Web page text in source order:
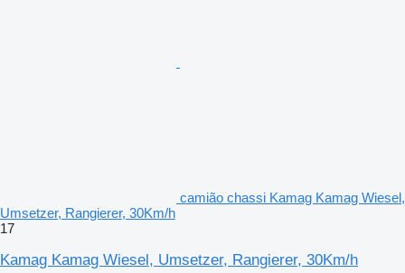
camião chassi Kamag Kamag Wiesel,
Umsetzer, Rangierer, 30Km/h
17
Kamag Kamag Wiesel, Umsetzer, Rangierer, 30Km/h